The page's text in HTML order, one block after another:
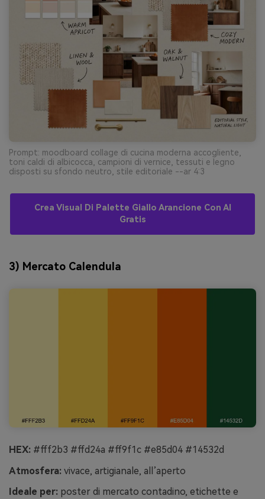
Prompt: moodboard collage di cucina moderna accogliente,
toni caldi di albicocca, campioni di vernice, tessuti e legno
disposti su sfondo neutro, stile editoriale --ar 4:3
Crea Visual Di Palette Giallo Arancione Con AI
Gratis
3) Mercato Calendula
HEX: #fff2b3 #ffd24a #ff9f1c #e85d04 #14532d
Atmosfera: vivace, artigianale, all’aperto
Ideale per: poster di mercato contadino, etichette e